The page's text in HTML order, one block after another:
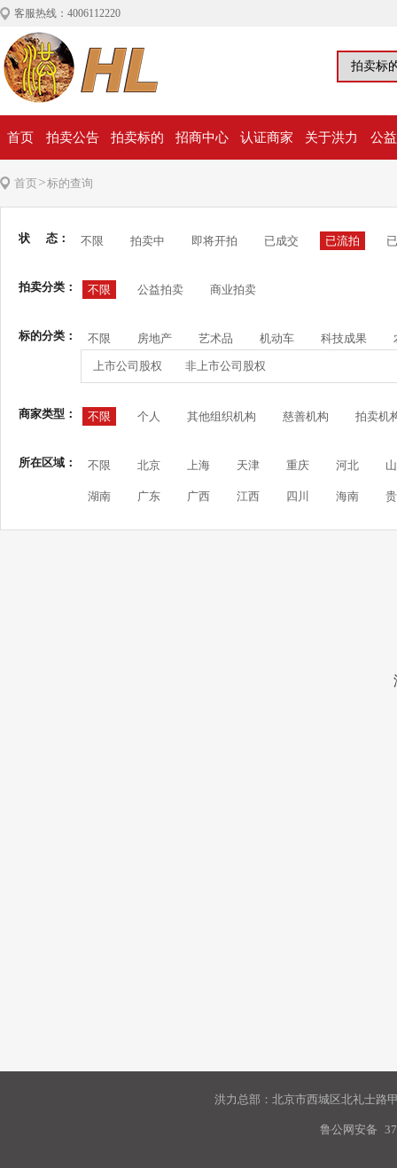
客服热线：4006112220
首页 拍卖公告 拍卖标的 招商中心 认证商家 关于洪力 公
首页>标的查询
状 态： 不限 拍卖中 即将开拍 已成交 已流拍
拍卖分类： 不限 公益拍卖 商业拍卖
标的分类： 不限 房地产 艺术品 机动车 科技成果
上市公司股权 非上市公司股权
商家类型： 不限 个人 其他组织机构 慈善机构 拍卖机
所在区域： 不限 北京 上海 天津 重庆 河北
湖南 广东 广西 江西 四川 海南
洪力总部：北京市西城区北礼士路
鲁公网安备